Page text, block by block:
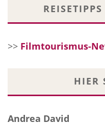
>> Filmtourismus-
HIER
Andrea David